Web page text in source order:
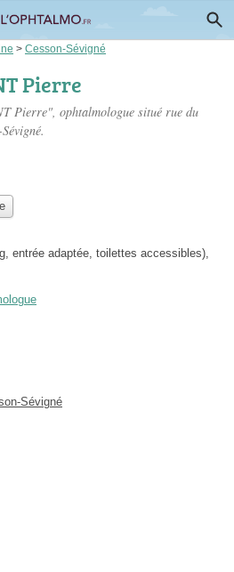
> Cesson-Sévigné
Pierre
Pierre", ophtalmologue situé rue du
entrée adaptée, toilettes accessibles),
Sévigné